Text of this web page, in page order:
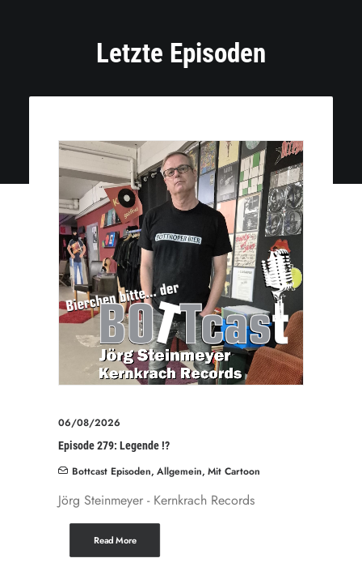
Letzte Episoden
06/08/2026
Episode 279: Legende !?
Bottcast Episoden, Allgemein, Mit Cartoon
Jörg Steinmeyer - Kernkrach Records
Read More